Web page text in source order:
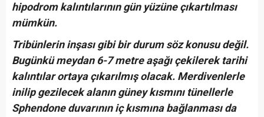
hipodrom kalıntılarının gün yüzüne çıkartılması
mümkün.
Tribünlerin inşası gibi bir durum söz konusu değil.
Bugünkü meydan 6-7 metre aşağı çekilerek tarihi
kalıntılar ortaya çıkarılmış olacak. Merdivenlerle
inilip gezilecek alanın güney kısmını tünellerle
Sphendone duvarının iç kısmına bağlanması da